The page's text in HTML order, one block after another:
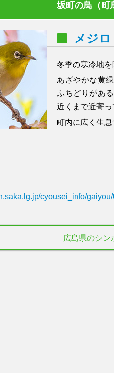
坂町の鳥（町
メジロ
冬季の寒冷地を
あざやかな黄
ふちどりがあ
近くまで近寄っ
町内に広く生息
cyousei_info/gaiyou/
広島県のシン